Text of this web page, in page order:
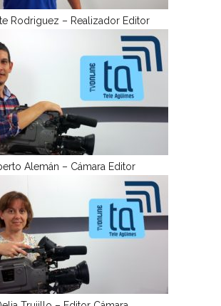
Rodriguez – Realizador Editor
Alemán – Cámara Editor